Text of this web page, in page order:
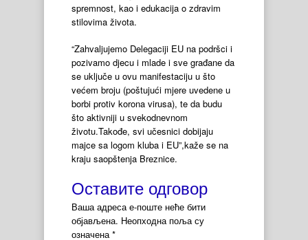
spremnost, kao i edukacija o zdravim
stilovima života.
“Zahvaljujemo Delegaciji EU na podršci i
pozivamo djecu i mlade i sve građane da
se uključe u ovu manifestaciju u što
većem broju (poštujući mjere uvedene u
borbi protiv korona virusa), te da budu
što aktivniji u svekodnevnom
životu.Takođe, svi učesnici dobijaju
majce sa logom kluba i EU”,kaže se na
kraju saopštenja Breznice.
Оставите одговор
Ваша адреса е-поште неће бити
објављена. Неопходна поља су
означена *